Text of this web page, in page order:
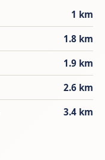
1 km
1.8 km
1.9 km
2.6 km
3.4 km